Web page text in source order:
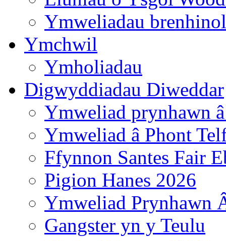
Ymweliadau
Ymchwil
Ymholiadau
Digwyddiadau Diweddar
Ymweliad prynhawn
Ymweliad â Phont
Ffynnon Santes Fair
Pigion Hanes 2026
Ymweliad Prynhawn
Gangster yn y Teulu